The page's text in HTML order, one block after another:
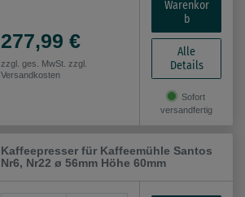
277,99 €
zzgl. ges. MwSt. zzgl.
Versandkosten
Warenkor
b
Alle
Details
Sofort
versandfertig
Kaffeepresser für Kaffeemühle Santos
Nr6, Nr22 ø 56mm Höhe 60mm